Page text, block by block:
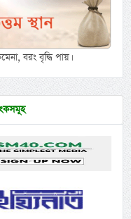
বরং বৃদ্ধি পায়।